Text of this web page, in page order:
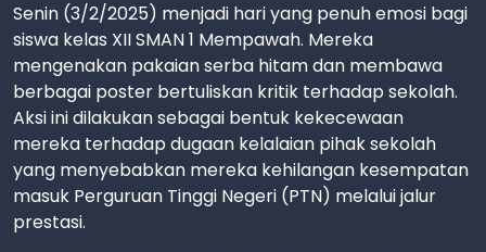
Senin (3/2/2025) menjadi hari yang penuh emosi bagi
siswa kelas XII SMAN 1 Mempawah. Mereka
mengenakan pakaian serba hitam dan membawa
berbagai poster bertuliskan kritik terhadap sekolah.
Aksi ini dilakukan sebagai bentuk kekecewaan
mereka terhadap dugaan kelalaian pihak sekolah
yang menyebabkan mereka kehilangan kesempatan
masuk Perguruan Tinggi Negeri (PTN) melalui jalur
prestasi.